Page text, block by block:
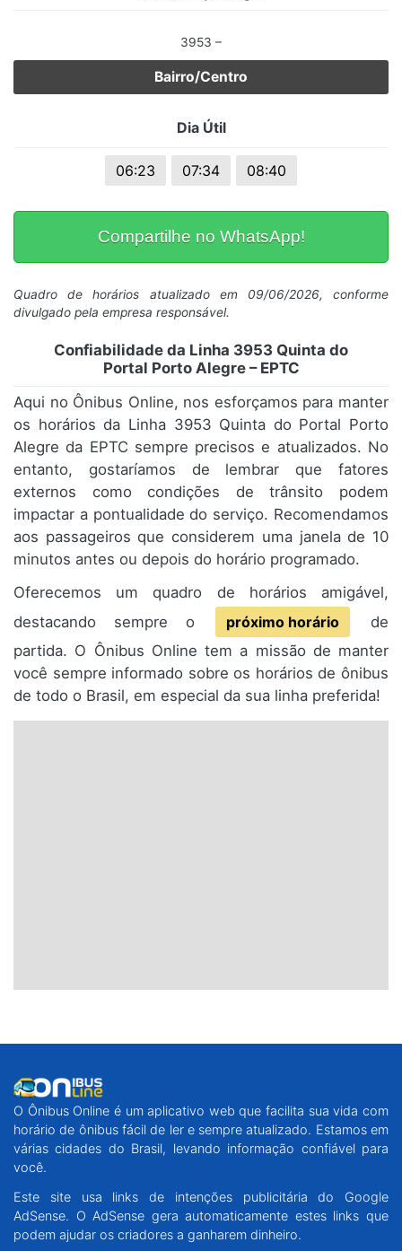
3953 –
Bairro/Centro
Dia Útil
06:23 07:34 08:40
Compartilhe no WhatsApp!
Quadro de horários atualizado em 09/06/2026, conforme
divulgado pela empresa responsável.
Confiabilidade da Linha 3953 Quinta do
Portal Porto Alegre – EPTC
Aqui no Ônibus Online, nos esforçamos para manter
os horários da Linha 3953 Quinta do Portal Porto
Alegre da EPTC sempre precisos e atualizados. No
entanto, gostaríamos de lembrar que fatores
externos como condições de trânsito podem
impactar a pontualidade do serviço. Recomendamos
aos passageiros que considerem uma janela de 10
minutos antes ou depois do horário programado.
Oferecemos um quadro de horários amigável,
destacando sempre o
próximo horário
de
partida. O Ônibus Online tem a missão de manter
você sempre informado sobre os horários de ônibus
de todo o Brasil, em especial da sua linha preferida!
O Ônibus Online é um aplicativo web que facilita sua vida com
horário de ônibus fácil de ler e sempre atualizado. Estamos em
várias cidades do Brasil, levando informação confiável para
você.
Este site usa links de intenções publicitária do Google
AdSense. O AdSense gera automaticamente estes links que
podem ajudar os criadores a ganharem dinheiro.